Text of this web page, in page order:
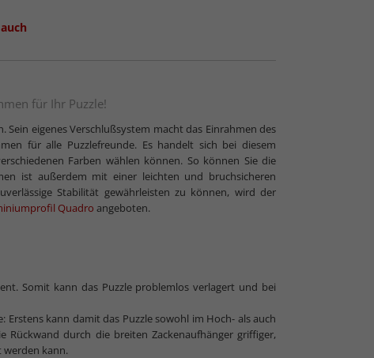
für Ihr Puzzle!
eigenes Verschlußsystem macht das Einrahmen des
für alle Puzzlefreunde. Es handelt sich bei diesem
Farben wählen können. So können Sie die
ist außerdem mit einer leichten und bruchsicheren
Stabilität gewährleisten zu können, wird der
Quadro angeboten.
Somit kann das Puzzle problemlos verlagert und bei
kann damit das Puzzle sowohl im Hoch- als auch
durch die breiten Zackenaufhänger griffiger,
werden kann.